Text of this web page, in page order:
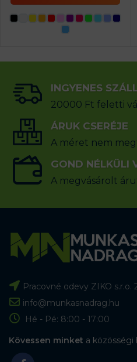
INGYENES
20000 Ft feletti
ÁRUK CSERÉJE
A méret nem
GOND NÉLKÜLI
A megvásárolt
Pracovné odevy ZIKO
info@munkasnadrag.hu
Hé - Pé: 8:00 - 17:00
Kövessen minket a közösségi